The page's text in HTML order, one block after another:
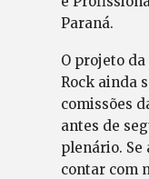
Paraná.
O projeto
Rock ainda
comissões
antes de
plenário. Se
contar com